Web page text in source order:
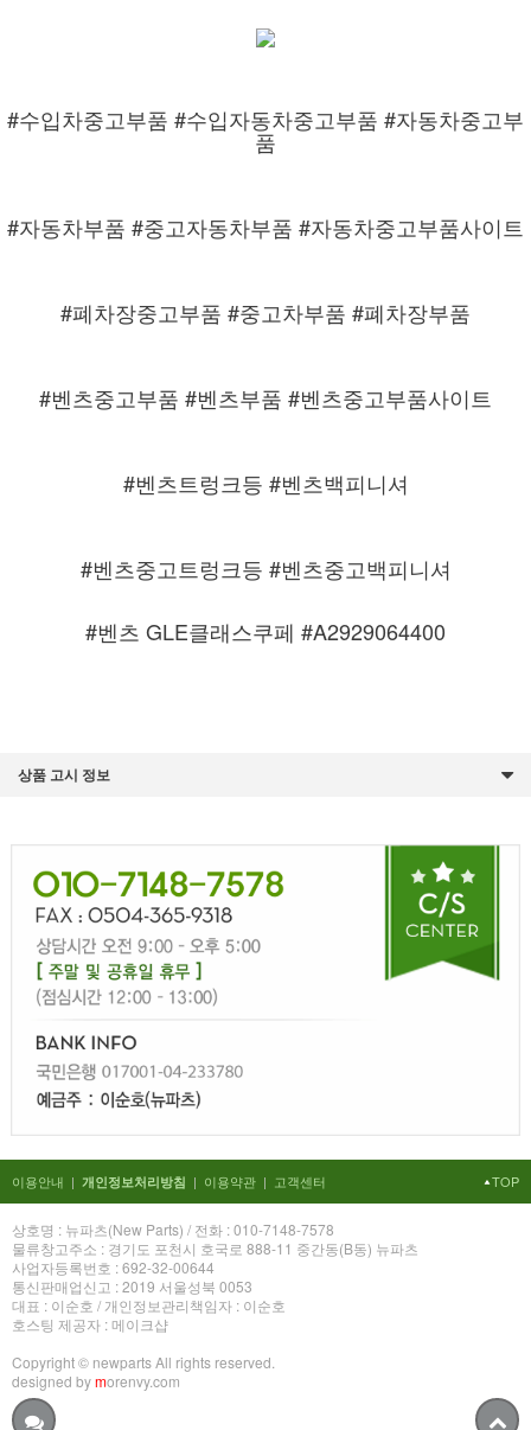
#수입차중고부품 #수입자동차중고부품 #자동차중고부
품
#자동차부품 #중고자동차부품 #자동차중고부품사이트
#폐차장중고부품 #중고차부품 #폐차장부품
#벤츠중고부품 #벤츠부품 #벤츠중고부품사이트
#벤츠트렁크등 #벤츠백피니셔
#벤츠중고트렁크등 #벤츠중고백피니셔
#벤츠 GLE클래스쿠페 #A2929064400
상품 고시 정보
이용안내 | 개인정보처리방침 | 이용약관 | 고객센터 TOP
상호명 : 뉴파츠(New Parts) / 전화 : 010-7148-7578
물류창고주소 : 경기도 포천시 호국로 888-11 중간동(B동) 뉴파츠
사업자등록번호 : 692-32-00644
통신판매업신고 : 2019 서울성북 0053
대표 : 이순호 / 개인정보관리책임자 : 이순호
호스팅 제공자 : 메이크샵
Copyright © newparts All rights reserved.
designed bymorenvy.com